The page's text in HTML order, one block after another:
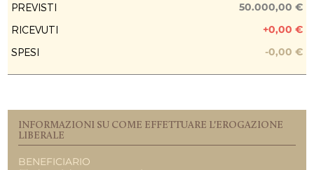
PREVISIONE COSTO TOTALE DELL’INTERVENTO
EROGAZIONI
TOTALE
50.000,00 €
PREVISTI 50.000,00 €
RICEVUTI +0,00 €
SPESI -0,00 €
INFORMAZIONI SU COME EFFETTUARE L'EROGAZIONE
LIBERALE
BENEFICIARIO